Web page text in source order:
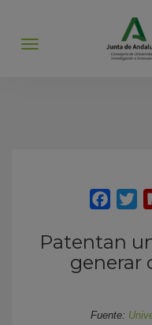
Abrir
Patentan
generar
Fuente: